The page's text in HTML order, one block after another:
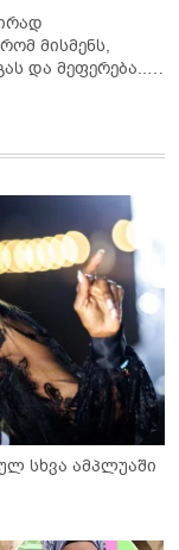
მისმენს,
და მეფერება...“
სხვა ამპლუაში